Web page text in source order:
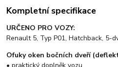
Kompletní specifikace
URČENO PRO VOZY:
Renault 5, Typ P01, Hatchback, 5-
Ofuky oken bočních dveří
• praktický doplněk vozu